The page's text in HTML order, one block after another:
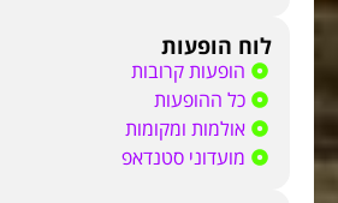
לוח הופעות
הופעות קרובות
כל ההופעות
אולמות ומקומות
מועדוני סטנדאפ